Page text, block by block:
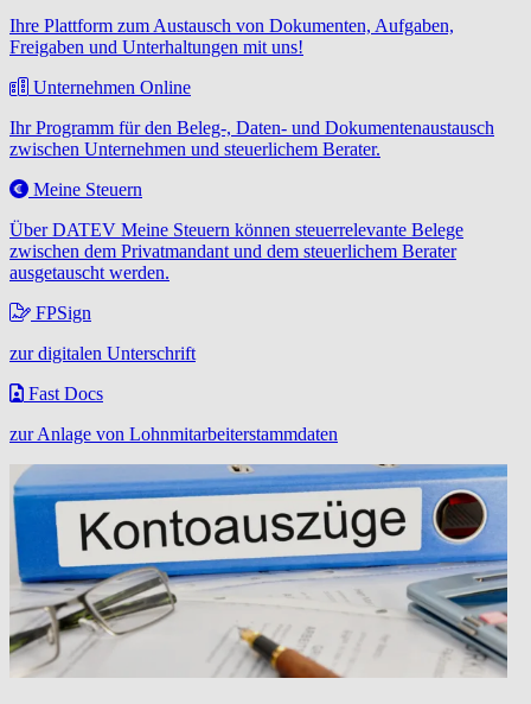
Ihre Plattform zum Austausch von Dokumenten, Aufgaben,
Freigaben und Unterhaltungen mit uns!
Unternehmen Online
Ihr Programm für den Beleg-, Daten- und Dokumentenaustausch
zwischen Unternehmen und steuerlichem Berater.
Meine Steuern
Über DATEV Meine Steuern können steuerrelevante Belege
zwischen dem Privatmandant und dem steuerlichem Berater
ausgetauscht werden.
FPSign
zur digitalen Unterschrift
Fast Docs
zur Anlage von Lohnmitarbeiterstammdaten